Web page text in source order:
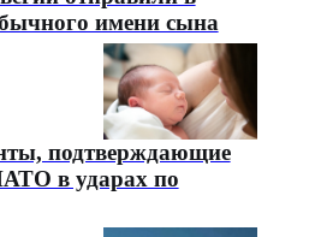
имени сына
подтверждающие
в ударах по